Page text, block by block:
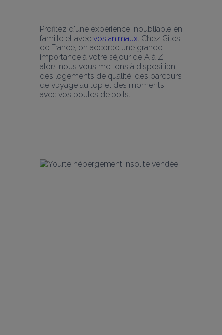
Profitez d'une expérience inoubliable en
famille et avec vos animaux. Chez Gîtes
de France, on accorde une grande
importance à votre séjour de A à Z,
alors nous vous mettons à disposition
des logements de qualité, des parcours
de voyage au top et des moments
avec vos boules de poils.